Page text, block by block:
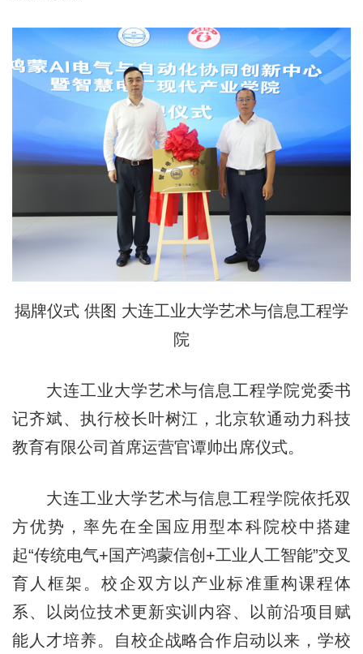
揭牌仪式 供图 大连工业大学艺术与信息工程学
院
大连工业大学艺术与信息工程学院党委书
记齐斌、执行校长叶树江，北京软通动力科技
教育有限公司首席运营官谭帅出席仪式。
大连工业大学艺术与信息工程学院依托双
方优势，率先在全国应用型本科院校中搭建
起“传统电气+国产鸿蒙信创+工业人工智能”交叉
育人框架。校企双方以产业标准重构课程体
系、以岗位技术更新实训内容、以前沿项目赋
能人才培养。自校企战略合作启动以来，学校